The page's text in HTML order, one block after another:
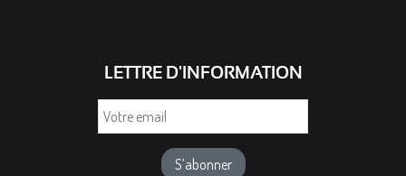
LETTRE D'INFORMATION